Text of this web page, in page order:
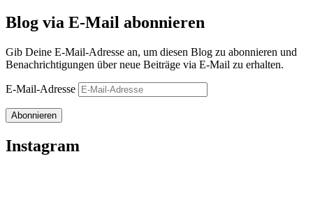
Blog via E-Mail abonnieren
Gib Deine E-Mail-Adresse an, um diesen Blog zu abonnieren und
Benachrichtigungen über neue Beiträge via E-Mail zu erhalten.
E-Mail-Adresse
Abonnieren
Instagram